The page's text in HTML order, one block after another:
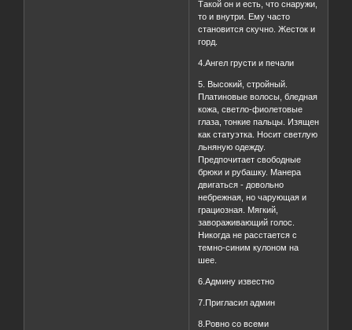
Такой он и есть, что снаружи,
то и внутри. Ему часто
становится скучно. Жесток и
горд.
4.Ангел грусти и печали
5. Высокий, стройный.
Платиновые волосы, бледная
кожа, светло-фиолетовые
глаза, тонкие пальцы. Изящен
как статуэтка. Носит светлую
льняную одежду.
Предпочитает свободные
брюки и рубашку. Манера
двигаться - довольно
небрежная, но чарующая и
грациозная. Мягкий,
завораживающий голос.
Никогда не расстается с
темно-синим кулоном на
шее.
6.Админу известно
7.Пригласил админ
8.Ровно со всеми